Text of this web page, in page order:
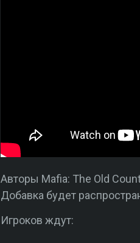
Авторы Mafia: The Old
Добавка будет
Игроков ждут: